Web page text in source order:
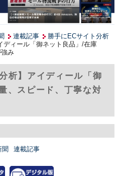
連載記事
勝手にECサイト分析
ディール「御ネット良品」/在庫
み
析】アイディール「御
、スピード、丁寧な対
聞 連載記事